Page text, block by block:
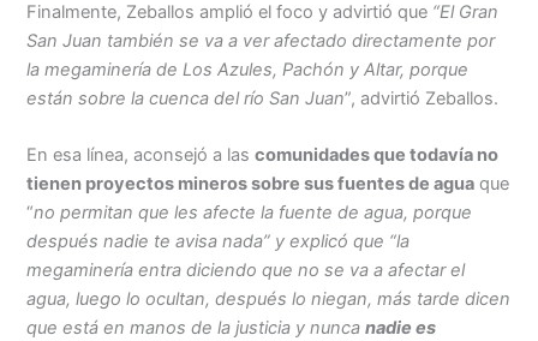
Finalmente, Zeballos amplió el foco y advirtió que “El Gran
San Juan también se va a ver afectado directamente por
la megaminería de Los Azules, Pachón y Altar, porque
están sobre la cuenca del río San Juan”, advirtió Zeballos.
En esa línea, aconsejó a lascomunidades que todavía no
tienen proyectos mineros sobre sus fuentes de agua que
“no permitan que les afecte la fuente de agua, porque
después nadie te avisa nada” y explicó que “la
megaminería entra diciendo que no se va a afectar el
agua, luego lo ocultan, después lo niegan, más tarde dicen
que está en manos de la justicia y nuncanadie es